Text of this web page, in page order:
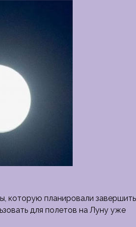
которую планировали завершить
для полетов на Луну уже